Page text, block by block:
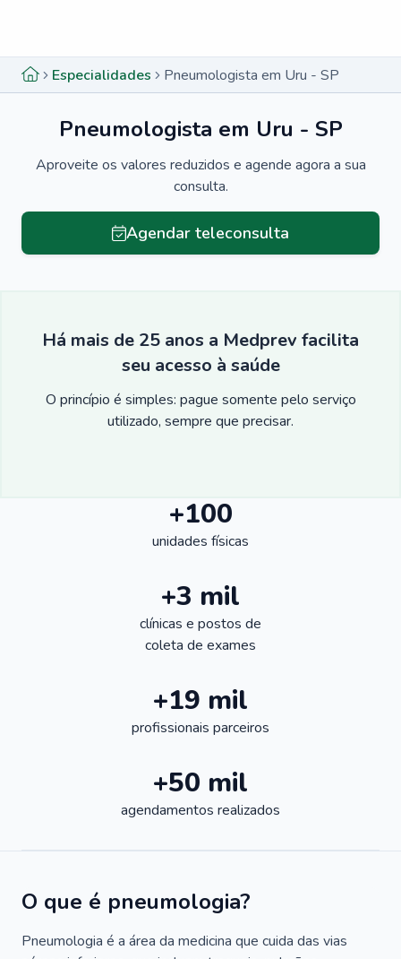
Especialidades Pneumologista em Uru - SP
Pneumologista em Uru - SP
Aproveite os valores reduzidos e agende agora a sua
consulta.
Agendar teleconsulta
Há mais de 25 anos a Medprev facilita
seu acesso à saúde
O princípio é simples: pague somente pelo serviço
utilizado, sempre que precisar.
+100
unidades físicas
+3 mil
clínicas e postos de
coleta de exames
+19 mil
profissionais parceiros
+50 mil
agendamentos realizados
O que é pneumologia?
Pneumologia é a área da medicina que cuida das vias